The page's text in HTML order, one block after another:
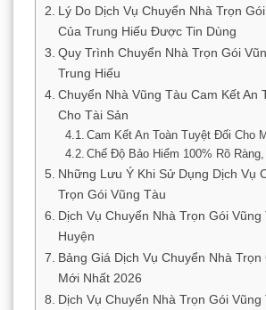
Lý Do Dịch Vụ Chuyển Nhà Trọn
Của Trung Hiếu Được Tin Dùng
Quy Trình Chuyển Nhà Trọn Gói
Trung Hiếu
Chuyển Nhà Vũng Tàu Cam Kết An
Cho Tài Sản
Cam Kết An Toàn Tuyệt Đối Cho
Chế Độ Bảo Hiểm 100% Rõ
Những Lưu Ý Khi Sử Dụng Dịch Vụ
Trọn Gói Vũng Tàu
Dịch Vụ Chuyển Nhà Trọn Gói
Huyện
Bảng Giá Dịch Vụ Chuyển Nhà Trọn
Mới Nhất 2026
Dịch Vụ Chuyển Nhà Trọn Gói